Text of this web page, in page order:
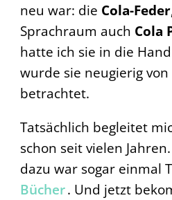
neu war: die Cola-Feder
Sprachraum auch Cola
hatte ich sie in die
wurde sie neugierig
betrachtet.
Tatsächlich begleitet
schon seit vielen
dazu war sogar einmal
Bücher. Und jetzt